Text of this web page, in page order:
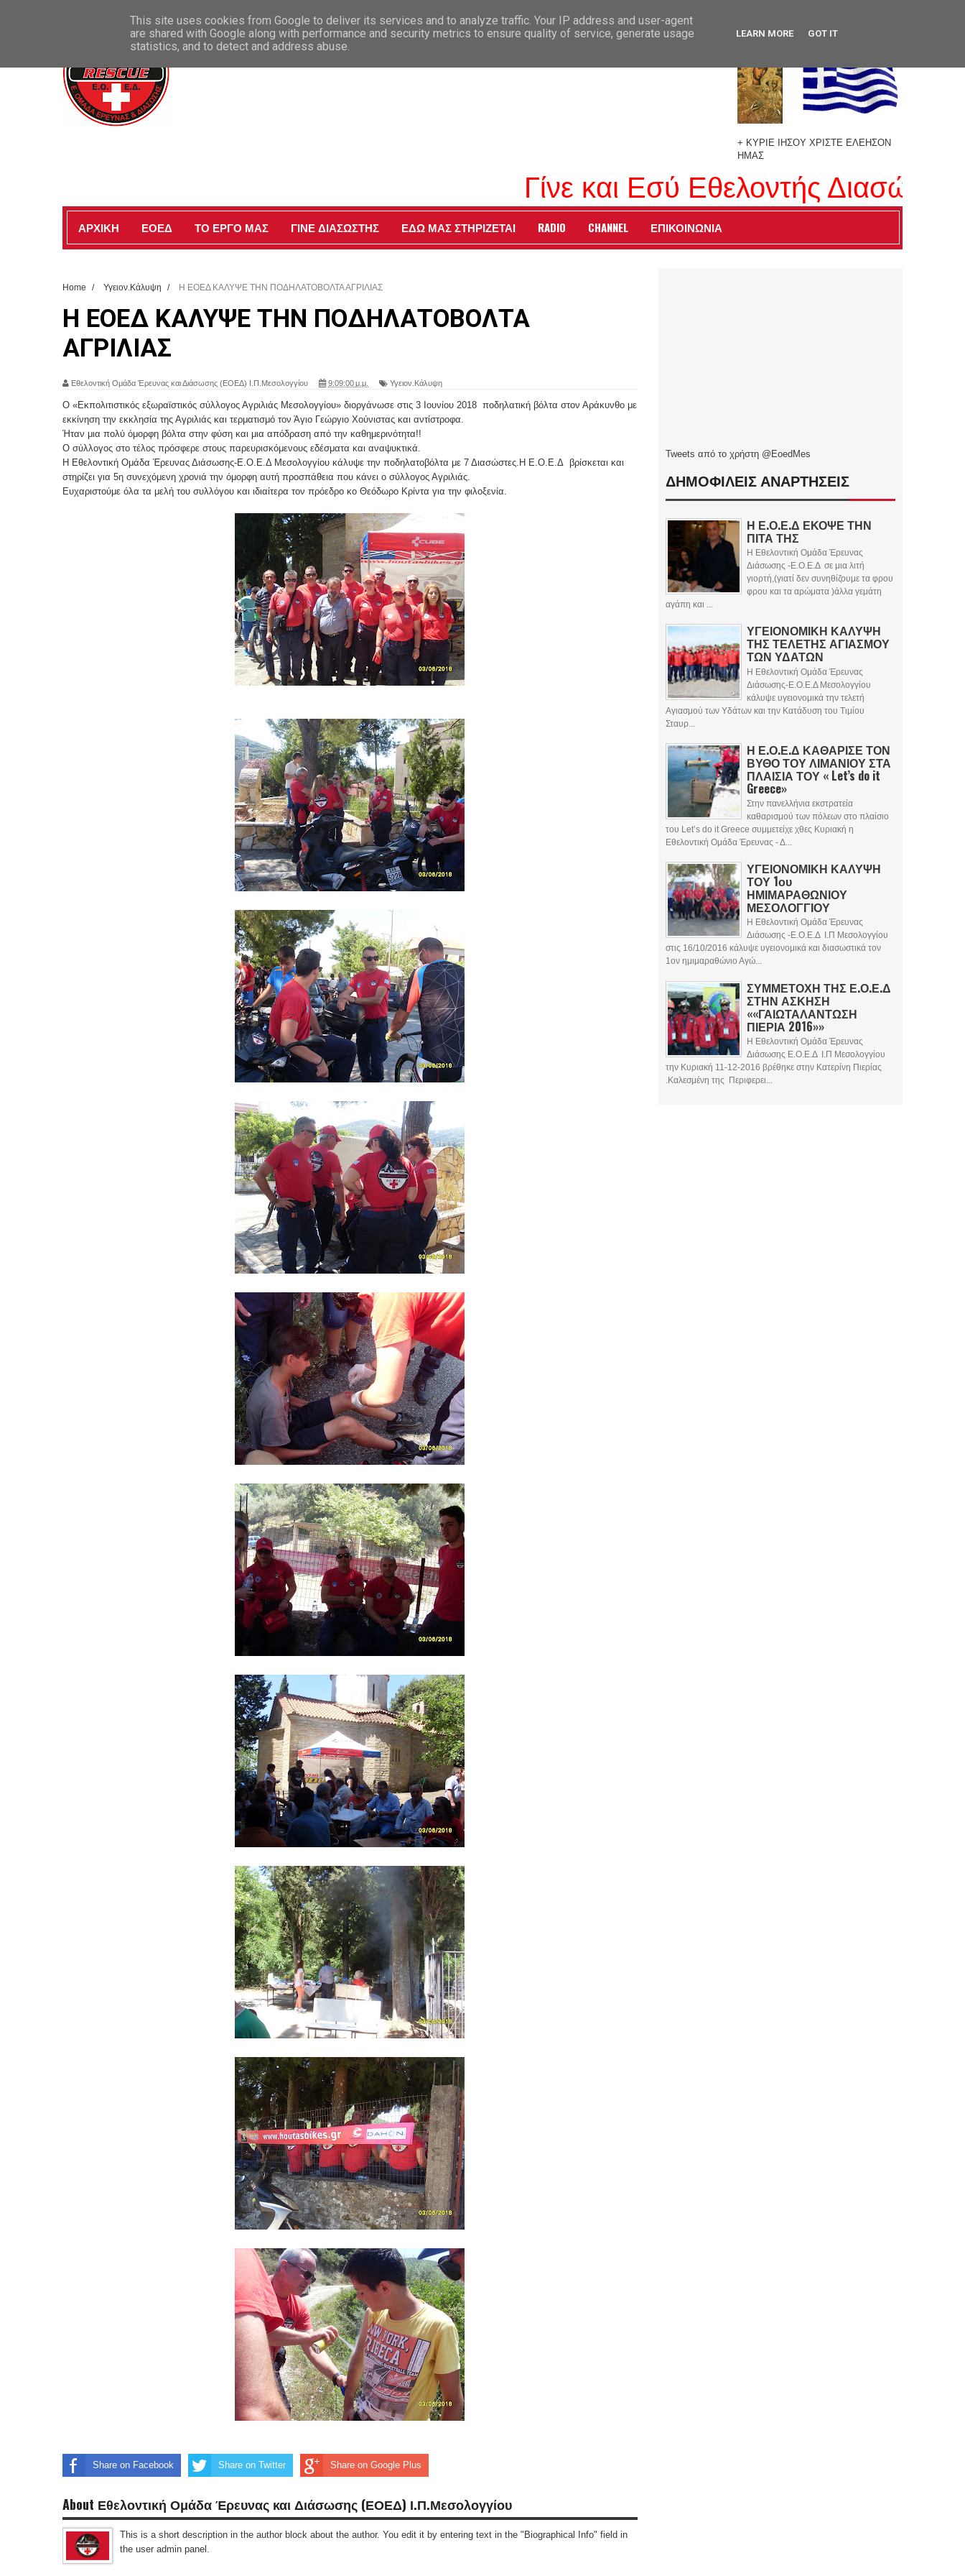
ΚΑΛΩΣ ΗΡΘΑΤΕ ΣΤΗΝ ΕΠΙΣΗΜΗ ΣΕΛΙΔΑ ΜΑΣ
+ ΚΥΡΙΕ ΙΗΣΟΥ ΧΡΙΣΤΕ ΕΛΕΗΣΟΝ
ΗΜΑΣ
Γίνε και Εσύ Εθελοντής Διασώστης
ΑΡΧΙΚΗ ΕΟΕΔ ΤΟ ΕΡΓΟ ΜΑΣ ΓΙΝΕ ΔΙΑΣΩΣΤΗΣ ΕΔΩ ΜΑΣ ΣΤΗΡΙΖΕΤΑΙ RADIO CHANNEL ΕΠΙΚΟΙΝΩΝΙΑ
Home / Υγειον.Κάλυψη / Η ΕΟΕΔ ΚΑΛΥΨΕ ΤΗΝ ΠΟΔΗΛΑΤΟΒΟΛΤΑ ΑΓΡΙΛΙΑΣ
Η ΕΟΕΔ ΚΑΛΥΨΕ ΤΗΝ ΠΟΔΗΛΑΤΟΒΟΛΤΑ
ΑΓΡΙΛΙΑΣ
Εθελοντική Ομάδα Έρευνας και Διάσωσης (ΕΟΕΔ) Ι.Π.Μεσολογγίου 9:09:00 μ.μ. Υγειον.Κάλυψη
Ο «Εκπολιτιστικός εξωραϊστικός σύλλογος Αγριλιάς Μεσολογγίου» διοργάνωσε στις 3 Ιουνίου 2018 ποδηλατική βόλτα στον Αράκυνθο με
εκκίνηση την εκκλησία της Αγριλιάς και τερματισμό τον Άγιο Γεώργιο Χούνιστας και αντίστροφα.
Ήταν μια πολύ όμορφη βόλτα στην φύση και μια απόδραση από την καθημερινότητα!!
Ο σύλλογος στο τέλος πρόσφερε στους παρευρισκόμενους εδέσματα και αναψυκτικά.
Η Εθελοντική Ομάδα Έρευνας Διάσωσης-Ε.Ο.Ε.Δ Μεσολογγίου κάλυψε την ποδηλατοβόλτα με 7 Διασώστες.Η Ε.Ο.Ε.Δ βρίσκεται και
στηρίζει για 5η συνεχόμενη χρονιά την όμορφη αυτή προσπάθεια που κάνει ο σύλλογος Αγριλιάς.
Ευχαριστούμε όλα τα μελή του συλλόγου και ιδιαίτερα τον πρόεδρο κο Θεόδωρο Κρίντα για την φιλοξενία.
Share on Facebook Share on Twitter Share on Google Plus
About Εθελοντική Ομάδα Έρευνας και Διάσωσης (ΕΟΕΔ) Ι.Π.Μεσολογγίου
This is a short description in the author block about the author. You edit it by entering text in the "Biographical Info" field in
the user admin panel.
Tweets από το χρήστη @EoedMes
ΔΗΜΟΦΙΛΕΙΣ ΑΝΑΡΤΗΣΕΙΣ
Η Ε.Ο.Ε.Δ ΕΚΟΨΕ ΤΗΝ
ΠΙΤΑ ΤΗΣ
Η Εθελοντική Ομάδα Έρευνας
Διάσωσης -Ε.Ο.Ε.Δ σε μια λιτή
γιορτή,(γιατί δεν συνηθίζουμε τα φρου
φρου και τα αρώματα )άλλα γεμάτη
αγάπη και ...
ΥΓΕΙΟΝΟΜΙΚΗ ΚΑΛΥΨΗ
ΤΗΣ ΤΕΛΕΤΗΣ ΑΓΙΑΣΜΟΥ
ΤΩΝ ΥΔΑΤΩΝ
Η Εθελοντική Ομάδα Έρευνας
Διάσωσης-Ε.Ο.Ε.Δ Μεσολογγίου
κάλυψε υγειονομικά την τελετή
Αγιασμού των Υδάτων και την Κατάδυση του Τιμίου
Σταυρ...
Η Ε.Ο.Ε.Δ ΚΑΘΑΡΙΣΕ ΤΟΝ
ΒΥΘΟ ΤΟΥ ΛΙΜΑΝΙΟΥ ΣΤΑ
ΠΛΑΙΣΙΑ ΤΟΥ « Let’s do it
Greece»
Στην πανελλήνια εκστρατεία
καθαρισμού των πόλεων στο πλαίσιο
του Let’s do it Greece συμμετείχε χθες Κυριακή η
Εθελοντική Ομάδα Έρευνας - Δ...
ΥΓΕΙΟΝΟΜΙΚΗ ΚΑΛΥΨΗ
ΤΟΥ 1ου
ΗΜΙΜΑΡΑΘΩΝΙΟΥ
ΜΕΣΟΛΟΓΓΙΟΥ
Η Εθελοντική Ομάδα Έρευνας
Διάσωσης -Ε.Ο.Ε.Δ Ι.Π Μεσολογγίου
στις 16/10/2016 κάλυψε υγειονομικά και διασωστικά τον
1ον ημιμαραθώνιο Αγώ...
ΣΥΜΜΕΤΟΧΗ ΤΗΣ Ε.Ο.Ε.Δ
ΣΤΗΝ ΑΣΚΗΣΗ
««ΓΑΙΩΤΑΛΑΝΤΩΣΗ
ΠΙΕΡΙΑ 2016»»
Η Εθελοντική Ομάδα Έρευνας
Διάσωσης Ε.Ο.Ε.Δ Ι.Π Μεσολογγίου
την Κυριακή 11-12-2016 βρέθηκε στην Κατερίνη Πιερίας
.Καλεσμένη της Περιφερει...
This site uses cookies from Google to deliver its services and to analyze traffic. Your IP address and user-agent
are shared with Google along with performance and security metrics to ensure quality of service, generate usage
statistics, and to detect and address abuse.
LEARN MORE GOT IT